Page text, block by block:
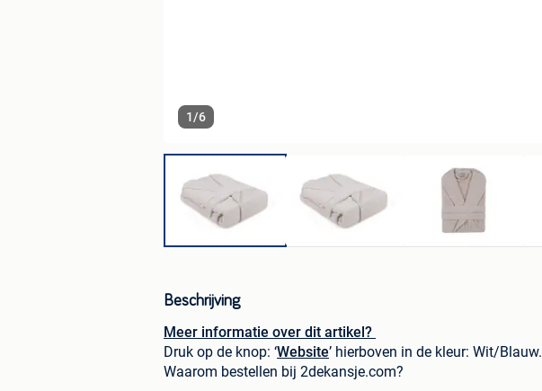
1/6
Beschrijving
Meer informatie over dit artikel?
Druk op de knop: ‘Website’ hierboven in de kleur: Wit/Blauw.
Waarom bestellen bij 2dekansje.com?